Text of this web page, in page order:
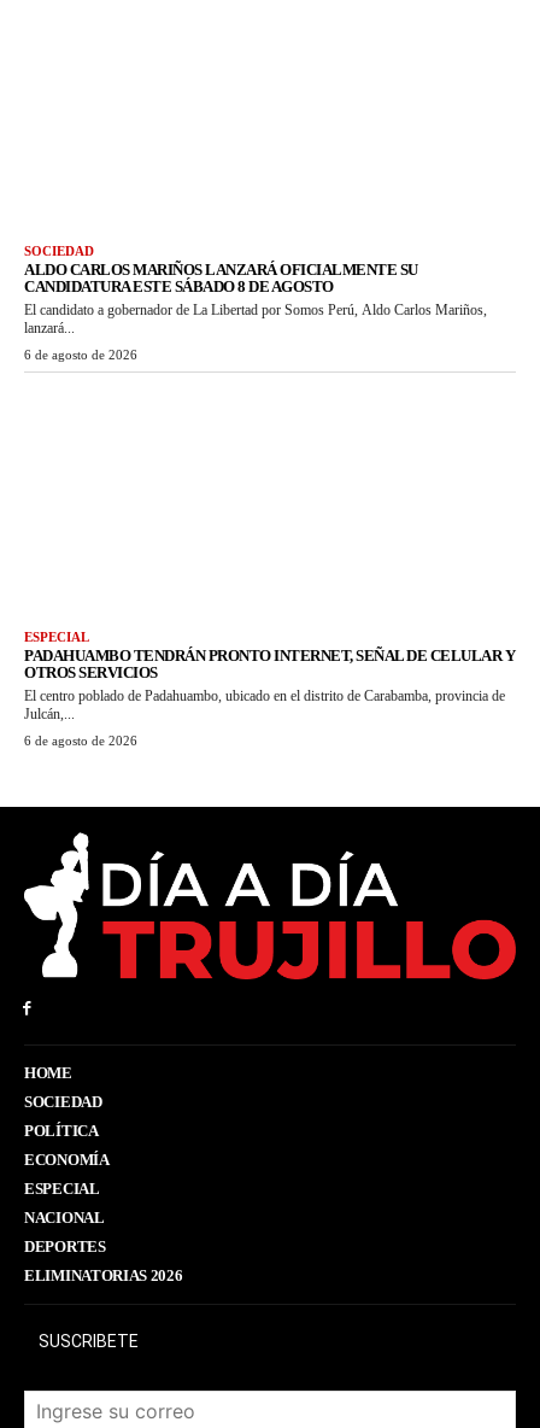
SOCIEDAD
ALDO CARLOS MARIÑOS LANZARÁ OFICIALMENTE SU
CANDIDATURA ESTE SÁBADO 8 DE AGOSTO
El candidato a gobernador de La Libertad por Somos Perú, Aldo Carlos Mariños,
lanzará...
6 de agosto de 2026
ESPECIAL
PADAHUAMBO TENDRÁN PRONTO INTERNET, SEÑAL DE CELULAR Y
OTROS SERVICIOS
El centro poblado de Padahuambo, ubicado en el distrito de Carabamba, provincia de
Julcán,...
6 de agosto de 2026
HOME
SOCIEDAD
POLÍTICA
ECONOMÍA
ESPECIAL
NACIONAL
DEPORTES
ELIMINATORIAS 2026
SUSCRIBETE